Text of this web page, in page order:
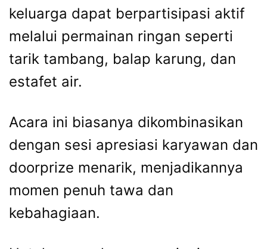
keluarga dapat berpartisipasi aktif
melalui permainan ringan seperti
tarik tambang, balap karung, dan
estafet air.
Acara ini biasanya dikombinasikan
dengan sesi apresiasi karyawan dan
doorprize menarik, menjadikannya
momen penuh tawa dan
kebahagiaan.